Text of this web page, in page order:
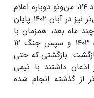
از رویداد ۲۴، من‌وتو دوباره اعلام
تعطیلی کرده است؛ شبکه‌ای که پیش‌تر نیز در آبان ۱۴۰۲ پایان
ماه بعد، همزمان با
تحولات منطقه‌ای، اعتراضات دی‌ماه ۱۴۰۳ و سپس جنگ ۱۲
بازگشتی که حتی
داشتند با تیمی
از گذشته انجام شده